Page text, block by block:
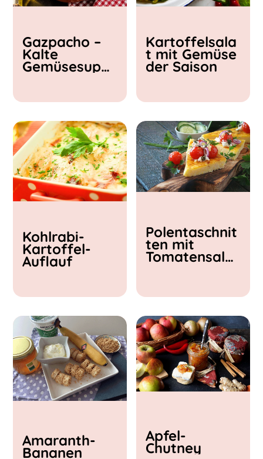
< 15 min
15 - 30 min
30 - 60 min
Gazpacho –
Kalte
Gemüsesupp
Kartoffelsala
t mit Gemüse
der Saison
Kohlrabi-
Kartoffel-
Auflauf
Polentaschnit
ten mit
Tomatensalat
Amaranth-
Bananen
Apfel-
Chutney